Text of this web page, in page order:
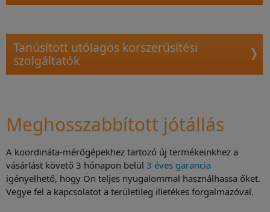
Tanúsított utólagos korszerűsítési
szolgáltatók
Meghosszabbított jótállás
A koordináta-mérőgépekhez tartozó új termékeinkhez a
vásárlást követő 3 hónapon belül 3 éves garancia
igényelhető, hogy Ön teljes nyugalommal használhassa őket.
Vegye fel a kapcsolatot a területileg illetékes forgalmazóval.